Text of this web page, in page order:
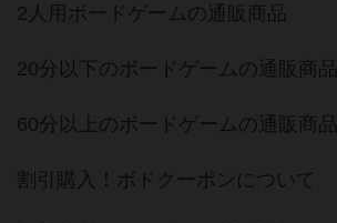
2人用ボードゲームの通販商品
20分以下のボードゲームの通販商品
60分以上のボードゲームの通販商品
割引購入！ボドクーポンについて